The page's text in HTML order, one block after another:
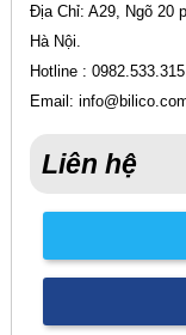
Địa Chỉ: A29, Ngõ 20
Hà Nội.
Hotline : 0982.533.315
Email:
Liên hệ